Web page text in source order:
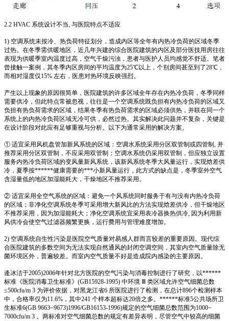
2.2 HVAC 系统设计不当, 与医院特点不适应
1) 空调系统未按冷、热负荷特征划分，造成内区等全年有内热冷负荷的区域冬季
过热。在冬季需供暖地区，近几年兴建的综合医院建筑的内区及部分医技用房往往
表现为供暖季室内温度过高，空气干燥污浊，患者与医护人员均感觉不舒适。笔者
曾接触一案例，其冬季内区房间的平均温度为25℃以上，个别房间甚至到了28℃，
而相对湿度仅15% 左右，医患对热环境反映强烈。
产生以上现象的原因很简单，医院建筑的许多区域全年存在内热冷负荷，冬季同样
需要供冷，但此特点常被忽视，往往是一个空调系统既负担有内热冷负荷的区域又
负担有热负荷需求的区域，结果冬季有热负荷需求的区域必须供热，并联在同一个
系统上的内热冷负荷区域无冷可供，必然过热。其实解决此问题并不复杂，关键是
在设计阶段对此应有足够重视与分析。以下为通常采用的解决方案。
① 适宜采用风机盘管加新风系统的区域：空调水系统采用分区双管制或四管制, 并
推荐采用分区双管制，不应采用双管制；空调水系统仍采用双管制，但应独立设置
服务内热冷负荷区域的变风量新风系统，该新风系统冬季大风量运行，实现焓差供
冷，夏季按******健康需要的***小新风量运行，此方式的缺点是，冬季室外空气
含湿量低的地区加湿能耗大，干燥地区不推荐采用。
② 适宜采用全空气系统的区域：避免一个风系统同时服务于有与没有内热冷负荷
的区域；非净化空调系统冬季可采用增大新风比的方法实现焓差供冷，但干燥地区
不推荐采用，因为加湿能耗大；净化空调系统宜采用表冷器换热供冷, 因为利用新
风供冷会使空气过滤器频繁更换，运行费用与管理难度增加。
2) 空调系统自生性污染是医院空气质量对易感人群而言较差的重要原因。现代综
合医院建筑的多数空间为无法实现自然通风的封闭空调空间，其室内空气质量除无
菌环境区外，普遍较差。而室内空气质量不好是造成院内感染的主要原因。
逄冰洁于2005)2006年针对北方医院的空气污染与消毒控制进行了研究，以******
标准《医院消毒卫生标准》(GB15928-1995) 中环境 Ⅲ 类区域允许空气细菌总数
≤500cfu/m 3 为评价依据，对黑龙江省6 所医院进行了检测，在总计896个检测样本
中，合格率仅为11.6%，其中241 个样本超标达20倍之多。******标准5公共场所卫
生标准6(GB 9663~9673)1996/GB16153-1996)规定的空气细菌总数范围为1000~
7000cfu/m 3 。两标准对空气细菌总数的规定有差异表明，尽管空气中较高的细菌